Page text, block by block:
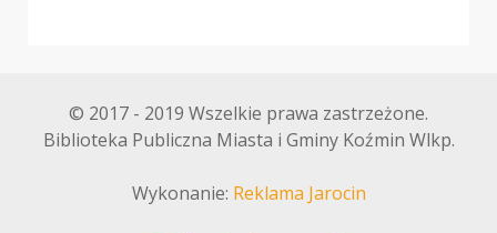
© 2017 - 2019 Wszelkie prawa zastrzeżone.
Biblioteka Publiczna Miasta i Gminy Koźmin Wlkp.
Wykonanie: Reklama Jarocin